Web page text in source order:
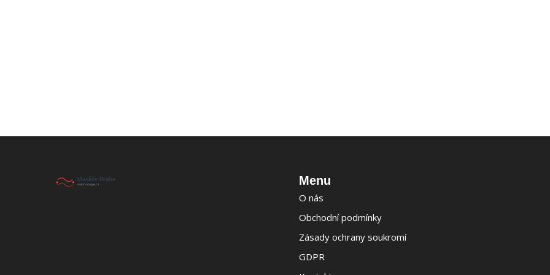
Menu
O nás
Obchodní podmínky
Zásady ochrany soukromí
GDPR